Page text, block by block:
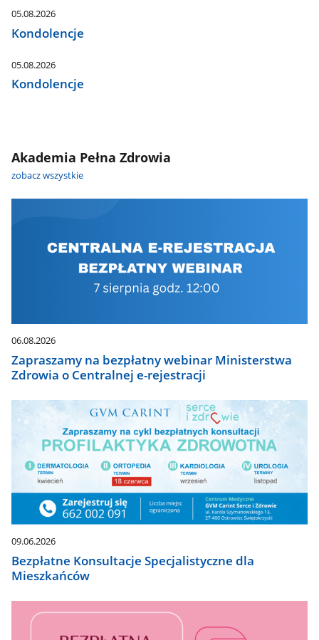
05.08.2026
Kondolencje
05.08.2026
Kondolencje
Akademia Pełna Zdrowia
zobacz wszystkie
06.08.2026
Zapraszamy na bezpłatny webinar Ministerstwa
Zdrowia o Centralnej e-rejestracji
09.06.2026
Bezpłatne Konsultacje Specjalistyczne dla
Mieszkańców